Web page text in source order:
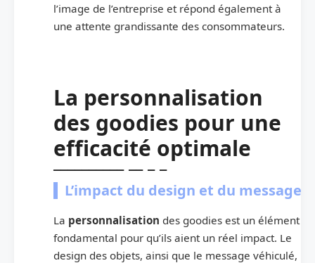
l’image de l’entreprise et répond également à
une attente grandissante des consommateurs.
La personnalisation
des goodies pour une
efficacité optimale
L’impact du design et du message
La personnalisation des goodies est un élément
fondamental pour qu’ils aient un réel impact. Le
design des objets, ainsi que le message véhiculé,